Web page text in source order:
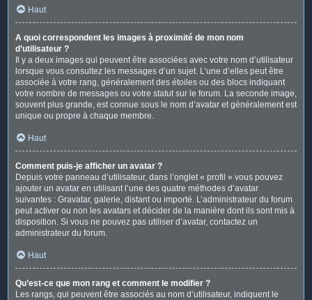
Haut
A quoi correspondent les images à proximité de mon nom
d’utilisateur ?
Il y a deux images qui peuvent être associées avec votre nom d’utilisateur
lorsque vous consultez les messages d’un sujet. L’une d’elles peut être
associée à votre rang, généralement des étoiles ou des blocs indiquant
votre nombre de messages ou votre statut sur le forum. La seconde image,
souvent plus grande, est connue sous le nom d’avatar et généralement est
unique ou propre à chaque membre.
Haut
Comment puis-je afficher un avatar ?
Depuis votre panneau d’utilisateur, dans l’onglet « profil » vous pouvez
ajouter un avatar en utilisant l’une des quatre méthodes d’avatar
suivantes : Gravatar, galerie, distant ou importé. L’administrateur du forum
peut activer ou non les avatars et décider de la manière dont ils sont mis à
disposition. Si vous ne pouvez pas utiliser d’avatar, contactez un
administrateur du forum.
Haut
Qu’est-ce que mon rang et comment le modifier ?
Les rangs, qui peuvent être associés au nom d’utilisateur, indiquent le